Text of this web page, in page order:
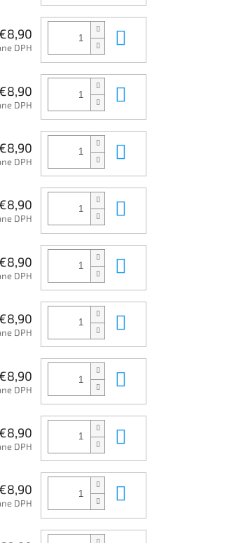
€8,90
DPH
€8,90
DPH
€8,90
DPH
€8,90
DPH
€8,90
DPH
€8,90
DPH
€8,90
DPH
€8,90
DPH
€8,90
DPH